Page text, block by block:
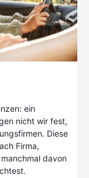
ein
nicht wir fest,
Diese
Firma,
davon